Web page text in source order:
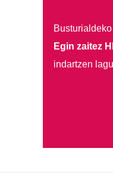
Busturialdeko
Egin zaitez
indartzen